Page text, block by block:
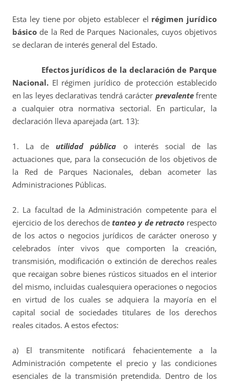
Esta ley tiene por objeto establecer el régimen jurídico
básico de la Red de Parques Nacionales, cuyos objetivos
se declaran de interés general del Estado.
Efectos jurídicos de la declaración de Parque
Nacional. El régimen jurídico de protección establecido
en las leyes declarativas tendrá carácter prevalentefrente
a cualquier otra normativa sectorial. En particular, la
declaración lleva aparejada (art. 13):
1. La deutilidad pública o interés social de las
actuaciones que, para la consecución de los objetivos de
la Red de Parques Nacionales, deban acometer las
Administraciones Públicas.
2. La facultad de la Administración competente para el
ejercicio de los derechos detanteo y de retracto respecto
de los actos o negocios jurídicos de carácter oneroso y
celebrados ínter vivos que comporten la creación,
transmisión, modificación o extinción de derechos reales
que recaigan sobre bienes rústicos situados en el interior
del mismo, incluidas cualesquiera operaciones o negocios
en virtud de los cuales se adquiera la mayoría en el
capital social de sociedades titulares de los derechos
reales citados. A estos efectos:
a) El transmitente notificará fehacientemente a la
Administración competente el precio y las condiciones
esenciales de la transmisión pretendida. Dentro de los